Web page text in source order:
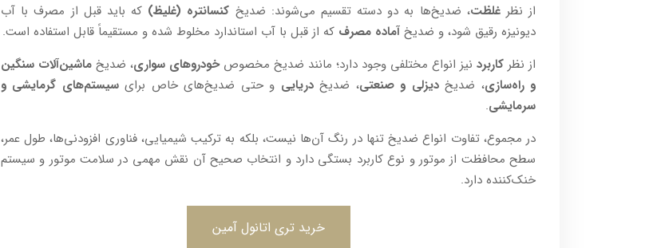
از نظرغلظت، ضد‌یخ‌ها به دو دسته تقسیم می‌شوند: ضد‌یخ کنسانتره (غلیظ) که باید قبل از مصرف با آب
دیونیزه رقیق شود، و ضد‌یخ آماده مصرف که از قبل با آب استاندارد مخلوط شده و مستقیماً قابل استفاده است.
از نظر کاربرد نیز انواع مختلفی وجود دارد؛ مانند ضد‌یخ مخصوصخودروهای سواری، ضد‌یخ ماشین‌آلات سنگین
و راه‌سازی، ضد‌یخدیزلی و صنعتی، ضد‌یخدریایی و حتی ضد‌یخ‌های خاص برایسیستم‌های گرمایشی و
سرمایشی.
در مجموع، تفاوت انواع ضد‌یخ تنها در رنگ آن‌ها نیست، بلکه به ترکیب شیمیایی، فناوری افزودنی‌ها، طول عمر،
سطح محافظت از موتور و نوع کاربرد بستگی دارد و انتخاب صحیح آن نقش مهمی در سلامت موتور و سیستم
خنک‌کننده دارد.
خرید تری اتانول آمین